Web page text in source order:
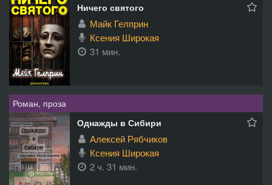
Ничего святого
Майк Гелприн
Ксения Широкая
31 мин.
Роман, проза
Однажды в Сибири
Алексей Рябчиков
Ксения Широкая
2 ч. 31 мин.